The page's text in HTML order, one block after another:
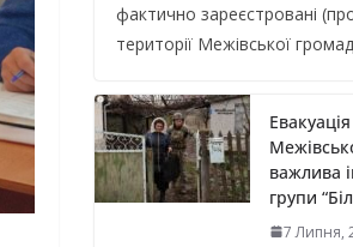
фактично зареєстровані
території Межівської
важлива
групи
7 Липня,